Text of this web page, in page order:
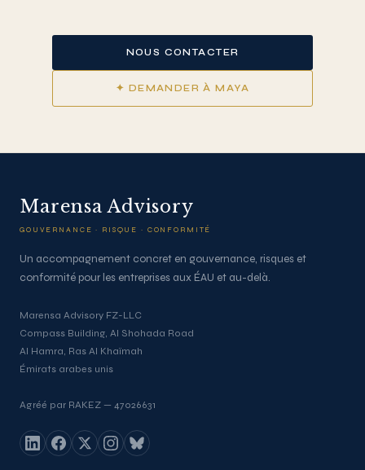
NOUS CONTACTER
✦ DEMANDER À MAYA
Marensa Advisory
GOUVERNANCE · RISQUE · CONFORMITÉ
Un accompagnement concret en gouvernance, risques et
conformité pour les entreprises aux ÉAU et au-delà.
Marensa Advisory FZ-LLC
Compass Building, Al Shohada Road
Al Hamra, Ras Al Khaïmah
Émirats arabes unis
Agréé par RAKEZ — 47026631